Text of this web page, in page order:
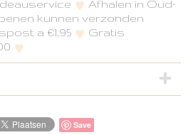
Afhalen in Oud-
kunnen verzonden
a €1,95
Gratis
Save